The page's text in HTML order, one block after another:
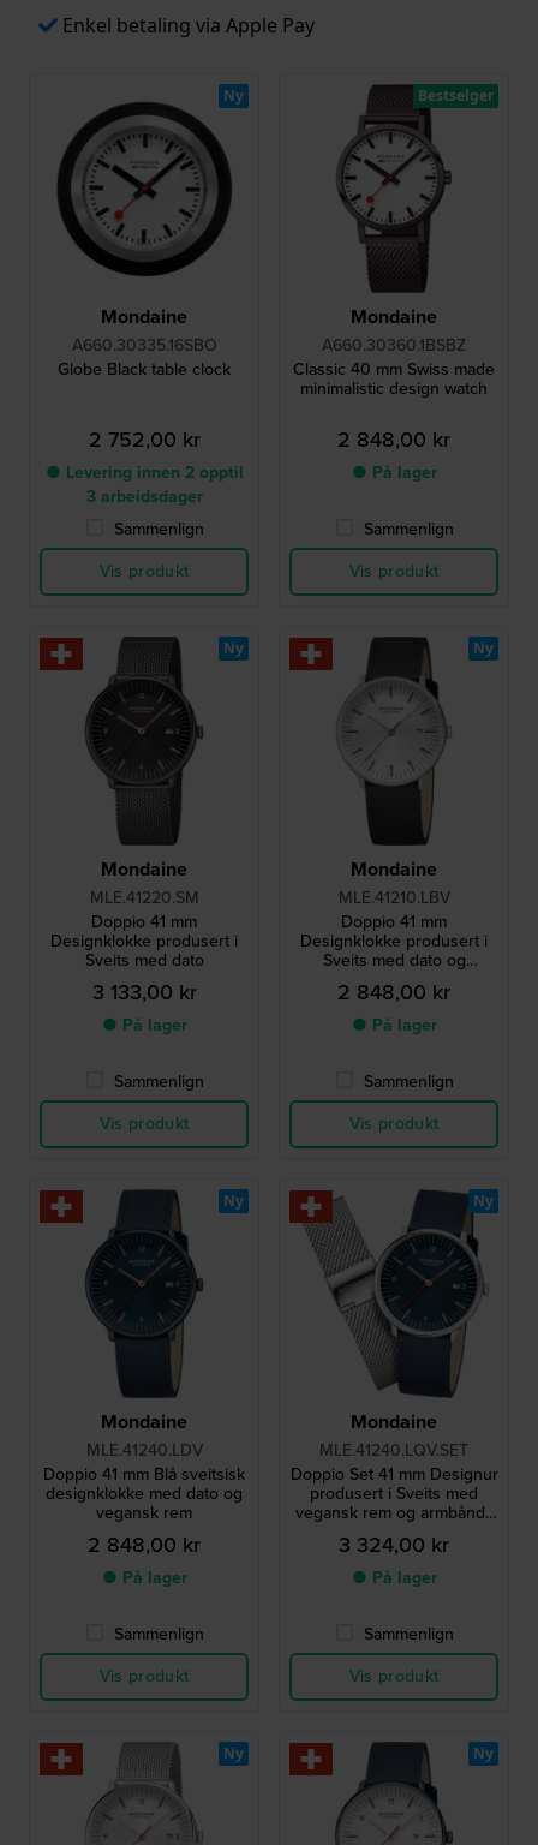
Enkel betaling via Apple Pay
Mondaine
A660.30335.16SBO
Globe Black table clock
2 752,00 kr
● Levering innen 2 opptil
3 arbeidsdager
Sammenlign
Vis produkt
Ny
Mondaine
A660.30360.1BSBZ
Classic 40 mm Swiss made
minimalistic design watch
2 848,00 kr
● På lager
Sammenlign
Vis produkt
Bestselger
Mondaine
MLE.41220.SM
Doppio 41 mm
Designklokke produsert i
Sveits med dato
3 133,00 kr
● På lager
Sammenlign
Vis produkt
Ny
Mondaine
MLE.41210.LBV
Doppio 41 mm
Designklokke produsert i
Sveits med dato og
vegansk rem
2 848,00 kr
● På lager
Sammenlign
Vis produkt
Ny
Mondaine
MLE.41240.LDV
Doppio 41 mm Blå sveitsisk
designklokke med dato og
vegansk rem
2 848,00 kr
● På lager
Sammenlign
Vis produkt
Ny
Mondaine
MLE.41240.LQV.SET
Doppio Set 41 mm Designur
produsert i Sveits med
vegansk rem og armbånd i
stålnett
3 324,00 kr
● På lager
Sammenlign
Vis produkt
Ny
Ny Ny